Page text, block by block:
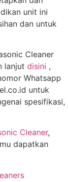
unit ini
dan untuk
Cleaner
lanjut disini ,
Whatsapp
untuk
spesifikasi,
Cleaner,
dapatkan